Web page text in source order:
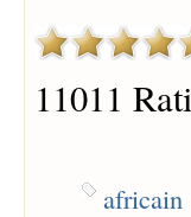
11011
africain